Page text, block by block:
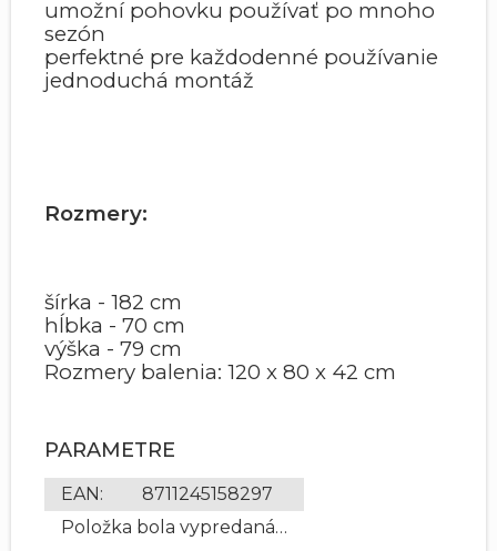
umožní pohovku používať po mnoho
sezón
perfektné pre každodenné používanie
jednoduchá montáž
Rozmery:
šírka - 182 cm
hĺbka - 70 cm
výška - 79 cm
Rozmery balenia: 120 x 80 x 42 cm
PARAMETRE
EAN:
8711245158297
Položka bola vypredaná…